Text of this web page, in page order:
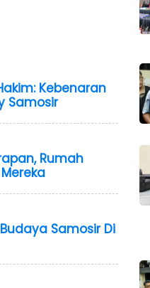
Kebenaran
Samosir
Rumah
Samosir Di